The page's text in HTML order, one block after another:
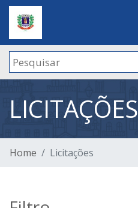
LICITAÇÕES
Home Licitações